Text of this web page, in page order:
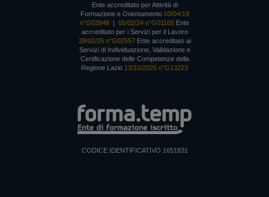
Ente accreditato per Attività di
Formazione e Orientamento 03/04/19
n°G03948 | 05/02/24 n°G01165 Ente
accreditato per i Servizi per il Lavoro
28/02/25 n°G02557Ente accreditato ai
Servizi di Individuazione, Validazione e
Certificazione delle Competenze della
Regione Lazio 13/10/2025 n°G13223
CODICE IDENTIFICATIVO 1651831